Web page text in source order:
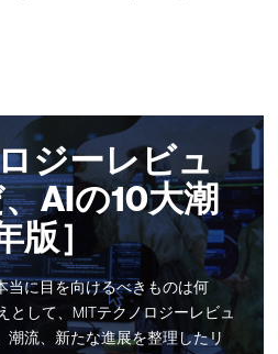
ジーレビュ
AIの10大潮
］
当に目を向けるべきものは何
として、MITテクノロジーレビュ
潮流、新たな進展を整理したリ